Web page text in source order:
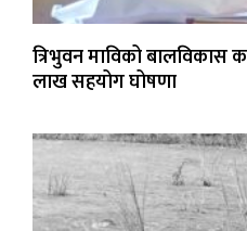
त्रिभुवन माविको बालविकास
लाख सहयोग घोषणा